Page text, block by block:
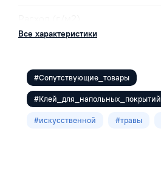
250-290
Все характеристики
#Сопутствующие_товары
#Клей_для_напольных_покрытий
#искусственной #травы